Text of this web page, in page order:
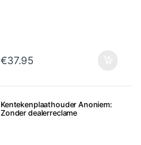
€37.95
Kentekenplaathouder Anoniem:
Zonder dealerreclame